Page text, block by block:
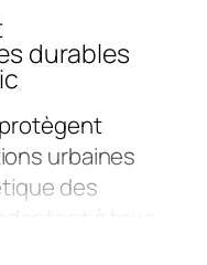
durables
protègent
urbaines
des
à tous
places